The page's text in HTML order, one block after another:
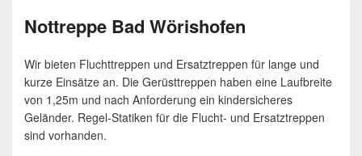
Nottreppe Bad Wörishofen
Wir bieten Fluchttreppen und Ersatztreppen für lange und
kurze Einsätze an. Die Gerüsttreppen haben eine Laufbreite
von 1,25m und nach Anforderung ein kindersicheres
Geländer. Regel-Statiken für die Flucht- und Ersatztreppen
sind vorhanden.